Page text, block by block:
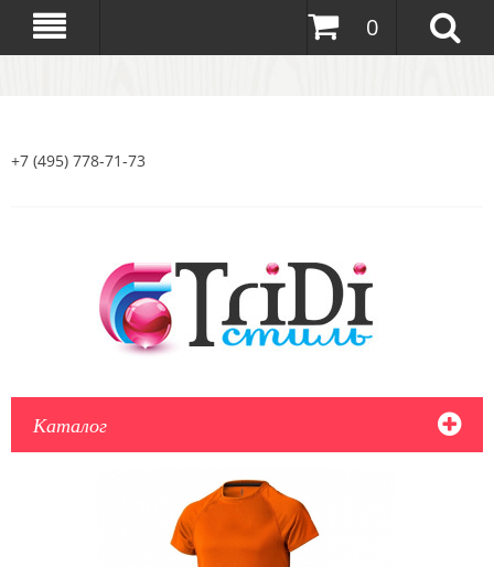
0
+7 (495) 778-71-73
Каталог